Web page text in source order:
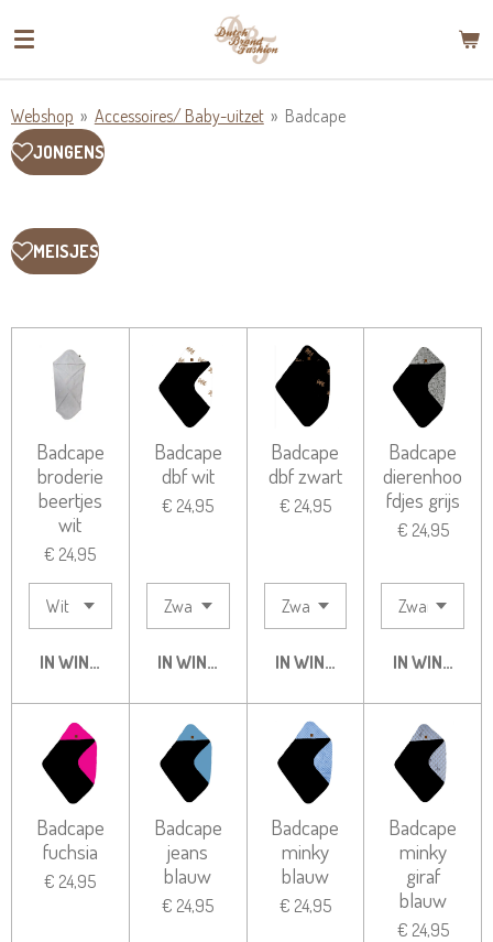
direct
hoofdinhoud
Webshop » Accessoires/ Baby-uitzet » Badcape
JONGENS
MEISJES
Badcape
broderie
beertjes
wit
€ 24,95
IN WINKELWAGEN
Badcape
dbf wit
€ 24,95
IN WINKELWAGEN
Badcape
dbf zwart
€ 24,95
IN WINKELWAGEN
Badcape
dierenhoo
fdjes grijs
€ 24,95
IN
Badcape
fuchsia
€ 24,95
Badcape
jeans
blauw
€ 24,95
Badcape
minky
blauw
€ 24,95
Badcape
minky
giraf
blauw
€ 24,95